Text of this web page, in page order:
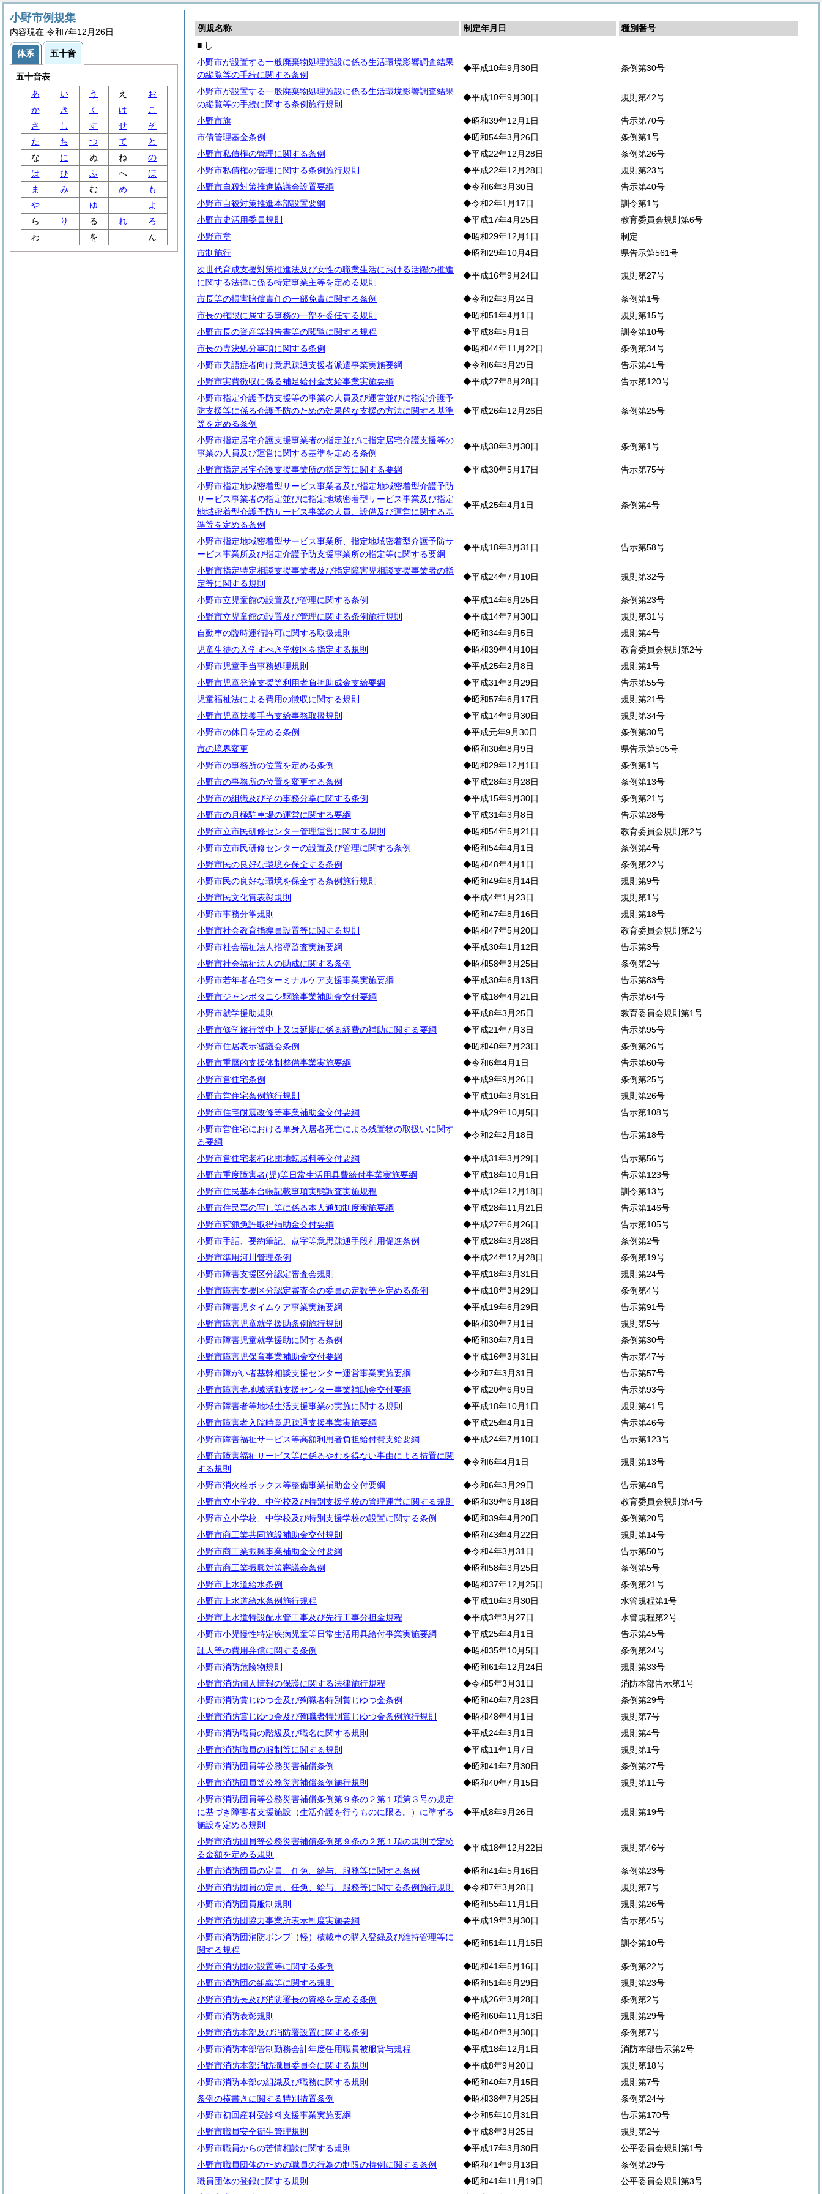
例規名称 制定年月日
種別番号
■ し
小野市が設置する一般廃棄物処理施設に係る生活環境影響調査結果
の縦覧等の手続に関する条例
◆平成10年9月30日 条例第30号
小野市が設置する一般廃棄物処理施設に係る生活環境影響調査結果
の縦覧等の手続に関する条例施行規則
◆平成10年9月30日 規則第42号
小野市旗 ◆昭和39年12月1日
告示第70号
市債管理基金条例
◆昭和54年3月26日
条例第1号
小野市私債権の管理に関する条例
◆平成22年12月28日
条例第26号
小野市私債権の管理に関する条例施行規則
◆平成22年12月28日
規則第23号
小野市自殺対策推進協議会設置要綱
◆令和6年3月30日
告示第40号
小野市自殺対策推進本部設置要綱
◆令和2年1月17日
訓令第1号
小野市史活用委員規則
◆平成17年4月25日
教育委員会規則第6号
小野市章
◆昭和29年12月1日
制定
市制施行
◆昭和29年10月4日
県告示第561号
次世代育成支援対策推進法及び女性の職業生活における活躍の推進
に関する法律に係る特定事業主等を定める規則
◆平成16年9月24日 規則第27号
市長等の損害賠償責任の一部免責に関する条例 ◆令和2年3月24日
条例第1号
市長の権限に属する事務の一部を委任する規則
◆昭和51年4月1日
規則第15号
小野市長の資産等報告書等の閲覧に関する規程
◆平成8年5月1日
訓令第10号
市長の専決処分事項に関する条例
◆昭和44年11月22日
条例第34号
小野市失語症者向け意思疎通支援者派遣事業実施要綱
◆令和6年3月29日
告示第41号
小野市実費徴収に係る補足給付金支給事業実施要綱
◆平成27年8月28日
告示第120号
小野市指定介護予防支援等の事業の人員及び運営並びに指定介護予
防支援等に係る介護予防のための効果的な支援の方法に関する基準
等を定める条例
◆平成26年12月26日 条例第25号
小野市指定居宅介護支援事業者の指定並びに指定居宅介護支援等の
事業の人員及び運営に関する基準を定める条例
◆平成30年3月30日 条例第1号
小野市指定居宅介護支援事業所の指定等に関する要綱 ◆平成30年5月17日
告示第75号
小野市指定地域密着型サービス事業者及び指定地域密着型介護予防
サービス事業者の指定並びに指定地域密着型サービス事業及び指定
地域密着型介護予防サービス事業の人員、設備及び運営に関する基
準等を定める条例
◆平成25年4月1日 条例第4号
小野市指定地域密着型サービス事業所、指定地域密着型介護予防サ
ービス事業所及び指定介護予防支援事業所の指定等に関する要綱
◆平成18年3月31日 告示第58号
小野市指定特定相談支援事業者及び指定障害児相談支援事業者の指
定等に関する規則
◆平成24年7月10日 規則第32号
小野市立児童館の設置及び管理に関する条例 ◆平成14年6月25日
条例第23号
小野市立児童館の設置及び管理に関する条例施行規則
◆平成14年7月30日
規則第31号
自動車の臨時運行許可に関する取扱規則
◆昭和34年9月5日
規則第4号
児童生徒の入学すべき学校区を指定する規則
◆昭和39年4月10日
教育委員会規則第2号
小野市児童手当事務処理規則
◆平成25年2月8日
規則第1号
小野市児童発達支援等利用者負担助成金支給要綱
◆平成31年3月29日
告示第55号
児童福祉法による費用の徴収に関する規則
◆昭和57年6月17日
規則第21号
小野市児童扶養手当支給事務取扱規則
◆平成14年9月30日
規則第34号
小野市の休日を定める条例
◆平成元年9月30日
条例第30号
市の境界変更
◆昭和30年8月9日
県告示第505号
小野市の事務所の位置を定める条例
◆昭和29年12月1日
条例第1号
小野市の事務所の位置を変更する条例
◆平成28年3月28日
条例第13号
小野市の組織及びその事務分掌に関する条例
◆平成15年9月30日
条例第21号
小野市の月極駐車場の運営に関する要綱
◆平成31年3月8日
告示第28号
小野市立市民研修センター管理運営に関する規則
◆昭和54年5月21日
教育委員会規則第2号
小野市立市民研修センターの設置及び管理に関する条例
◆昭和54年4月1日
条例第4号
小野市民の良好な環境を保全する条例
◆昭和48年4月1日
条例第22号
小野市民の良好な環境を保全する条例施行規則
◆昭和49年6月14日
規則第9号
小野市民文化賞表彰規則
◆平成4年1月23日
規則第1号
小野市事務分掌規則
◆昭和47年8月16日
規則第18号
小野市社会教育指導員設置等に関する規則
◆昭和47年5月20日
教育委員会規則第2号
小野市社会福祉法人指導監査実施要綱
◆平成30年1月12日
告示第3号
小野市社会福祉法人の助成に関する条例
◆昭和58年3月25日
条例第2号
小野市若年者在宅ターミナルケア支援事業実施要綱
◆平成30年6月13日
告示第83号
小野市ジャンボタニシ駆除事業補助金交付要綱
◆平成18年4月21日
告示第64号
小野市就学援助規則
◆平成8年3月25日
教育委員会規則第1号
小野市修学旅行等中止又は延期に係る経費の補助に関する要綱
◆平成21年7月3日
告示第95号
小野市住居表示審議会条例
◆昭和40年7月23日
条例第26号
小野市重層的支援体制整備事業実施要綱
◆令和6年4月1日
告示第60号
小野市営住宅条例
◆平成9年9月26日
条例第25号
小野市営住宅条例施行規則
◆平成10年3月31日
規則第26号
小野市住宅耐震改修等事業補助金交付要綱
◆平成29年10月5日
告示第108号
小野市営住宅における単身入居者死亡による残置物の取扱いに関す
る要綱
◆令和2年2月18日 告示第18号
小野市営住宅老朽化団地転居料等交付要綱 ◆平成31年3月29日
告示第56号
小野市重度障害者(児)等日常生活用具費給付事業実施要綱
◆平成18年10月1日
告示第123号
小野市住民基本台帳記載事項実態調査実施規程
◆平成12年12月18日
訓令第13号
小野市住民票の写し等に係る本人通知制度実施要綱
◆平成28年11月21日
告示第146号
小野市狩猟免許取得補助金交付要綱
◆平成27年6月26日
告示第105号
小野市手話、要約筆記、点字等意思疎通手段利用促進条例
◆平成28年3月28日
条例第2号
小野市準用河川管理条例
◆平成24年12月28日
条例第19号
小野市障害支援区分認定審査会規則
◆平成18年3月31日
規則第24号
小野市障害支援区分認定審査会の委員の定数等を定める条例
◆平成18年3月29日
条例第4号
小野市障害児タイムケア事業実施要綱
◆平成19年6月29日
告示第91号
小野市障害児童就学援助条例施行規則
◆昭和30年7月1日
規則第5号
小野市障害児童就学援助に関する条例
◆昭和30年7月1日
条例第30号
小野市障害児保育事業補助金交付要綱
◆平成16年3月31日
告示第47号
小野市障がい者基幹相談支援センター運営事業実施要綱
◆令和7年3月31日
告示第57号
小野市障害者地域活動支援センター事業補助金交付要綱
◆平成20年6月9日
告示第93号
小野市障害者等地域生活支援事業の実施に関する規則
◆平成18年10月1日
規則第41号
小野市障害者入院時意思疎通支援事業実施要綱
◆平成25年4月1日
告示第46号
小野市障害福祉サービス等高額利用者負担給付費支給要綱
◆平成24年7月10日
告示第123号
小野市障害福祉サービス等に係るやむを得ない事由による措置に関
する規則
◆令和6年4月1日 規則第13号
小野市消火栓ボックス等整備事業補助金交付要綱 ◆令和6年3月29日
告示第48号
小野市立小学校、中学校及び特別支援学校の管理運営に関する規則
◆昭和39年6月18日
教育委員会規則第4号
小野市立小学校、中学校及び特別支援学校の設置に関する条例
◆昭和39年4月20日
条例第20号
小野市商工業共同施設補助金交付規則
◆昭和43年4月22日
規則第14号
小野市商工業振興事業補助金交付要綱
◆令和4年3月31日
告示第50号
小野市商工業振興対策審議会条例
◆昭和58年3月25日
条例第5号
小野市上水道給水条例
◆昭和37年12月25日
条例第21号
小野市上水道給水条例施行規程
◆平成10年3月30日
水管規程第1号
小野市上水道特設配水管工事及び先行工事分担金規程
◆平成3年3月27日
水管規程第2号
小野市小児慢性特定疾病児童等日常生活用具給付事業実施要綱
◆平成25年4月1日
告示第45号
証人等の費用弁償に関する条例
◆昭和35年10月5日
条例第24号
小野市消防危険物規則
◆昭和61年12月24日
規則第33号
小野市消防個人情報の保護に関する法律施行規程
◆令和5年3月31日
消防本部告示第1号
小野市消防賞じゆつ金及び殉職者特別賞じゆつ金条例
◆昭和40年7月23日
条例第29号
小野市消防賞じゆつ金及び殉職者特別賞じゆつ金条例施行規則
◆昭和48年4月1日
規則第7号
小野市消防職員の階級及び職名に関する規則
◆平成24年3月1日
規則第4号
小野市消防職員の服制等に関する規則
◆平成11年1月7日
規則第1号
小野市消防団員等公務災害補償条例
◆昭和41年7月30日
条例第27号
小野市消防団員等公務災害補償条例施行規則
◆昭和40年7月15日
規則第11号
小野市消防団員等公務災害補償条例第９条の２第１項第３号の規定
に基づき障害者支援施設（生活介護を行うものに限る。）に準ずる
施設を定める規則
◆平成8年9月26日 規則第19号
小野市消防団員等公務災害補償条例第９条の２第１項の規則で定め
る金額を定める規則
◆平成18年12月22日 規則第46号
小野市消防団員の定員、任免、給与、服務等に関する条例 ◆昭和41年5月16日
条例第23号
小野市消防団員の定員、任免、給与、服務等に関する条例施行規則
◆令和7年3月28日
規則第7号
小野市消防団員服制規則
◆昭和55年11月1日
規則第26号
小野市消防団協力事業所表示制度実施要綱
◆平成19年3月30日
告示第45号
小野市消防団消防ポンプ（軽）積載車の購入登録及び維持管理等に
関する規程
◆昭和51年11月15日 訓令第10号
小野市消防団の設置等に関する条例 ◆昭和41年5月16日
条例第22号
小野市消防団の組織等に関する規則
◆昭和51年6月29日
規則第23号
小野市消防長及び消防署長の資格を定める条例
◆平成26年3月28日
条例第2号
小野市消防表彰規則
◆昭和60年11月13日
規則第29号
小野市消防本部及び消防署設置に関する条例
◆昭和40年3月30日
条例第7号
小野市消防本部管制勤務会計年度任用職員被服貸与規程
◆平成18年12月1日
消防本部告示第2号
小野市消防本部消防職員委員会に関する規則
◆平成8年9月20日
規則第18号
小野市消防本部の組織及び職務に関する規則
◆昭和40年7月15日
規則第7号
条例の横書きに関する特別措置条例
◆昭和38年7月25日
条例第24号
小野市初回産科受診料支援事業実施要綱
◆令和5年10月31日
告示第170号
小野市職員安全衛生管理規則
◆平成8年3月25日
規則第2号
小野市職員からの苦情相談に関する規則
◆平成17年3月30日
公平委員会規則第1号
小野市職員団体のための職員の行為の制限の特例に関する条例
◆昭和41年9月13日
条例第29号
職員団体の登録に関する規則
◆昭和41年11月19日
公平委員会規則第3号
小野市例規集
内容現在 令和7年12月26日
体系 五十音
五十音表
あ
い う え
お
か
き く け
こ
さ
し す せ
そ
た
ち つ て
と
な
に ぬ ね
の
は
ひ ふ へ
ほ
ま
み む め
も
や
ゆ
よ
ら
り る れ
ろ
わ
を ん